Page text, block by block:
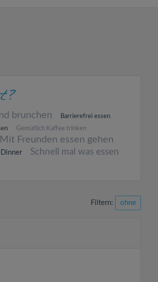
brunchen Barrierefrei essen
Gemütlich Kaffee trinken
Mit Freunden essen gehen
Schnell mal was essen
Filtern: ohne